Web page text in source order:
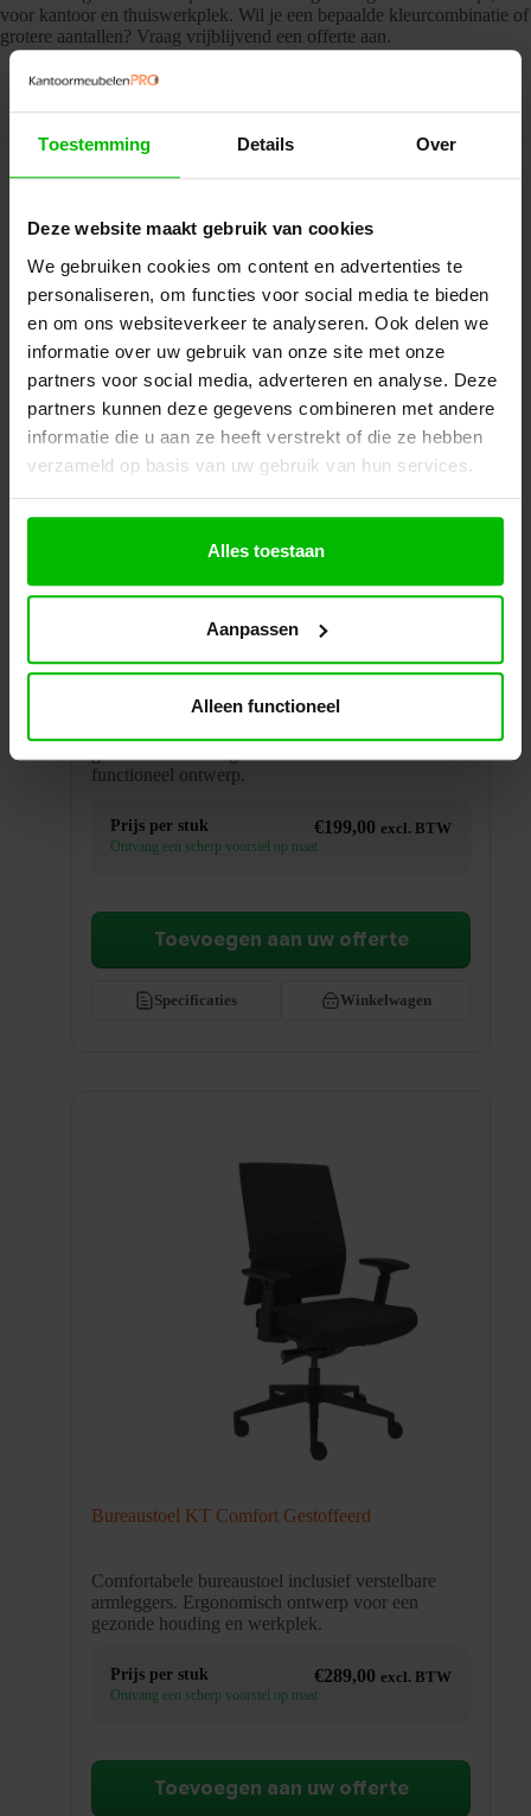
Toestemming Details Over
Deze website maakt gebruik van cookies
We gebruiken cookies om content en advertenties te
personaliseren, om functies voor social media te bieden
en om ons websiteverkeer te analyseren. Ook delen we
informatie over uw gebruik van onze site met onze
partners voor social media, adverteren en analyse. Deze
partners kunnen deze gegevens combineren met andere
informatie die u aan ze heeft verstrekt of die ze hebben
verzameld op basis van uw gebruik van hun services.
Alles toestaan
Aanpassen
Alleen functioneel
voor kantoor en thuiswerkplek. Wil je een bepaalde kleurcombinatie of
grotere aantallen? Vraag vrijblijvend een offerte aan.
Bureaustoel KT Easy Ergo
Comfortabele ergonomische bureaustoel voor
functioneel ontwerp.
Prijs per stuk €199,00 excl. BTW
Ontvang een scherp voorstel op maat
Specificaties Winkelwagen
Toevoegen aan uw offerte
Bureaustoel KT Comfort Gestoffeerd
Comfortabele bureaustoel inclusief verstelbare
armleggers. Ergonomisch ontwerp voor een
gezonde houding en werkplek.
Prijs per stuk €289,00 excl. BTW
Ontvang een scherp voorstel op maat
Toevoegen aan uw offerte